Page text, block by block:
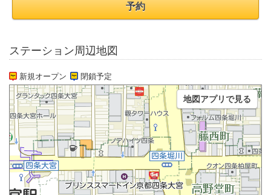
予約
ステーション周辺地図
新規オープン 閉鎖予定
地図アプリで見る